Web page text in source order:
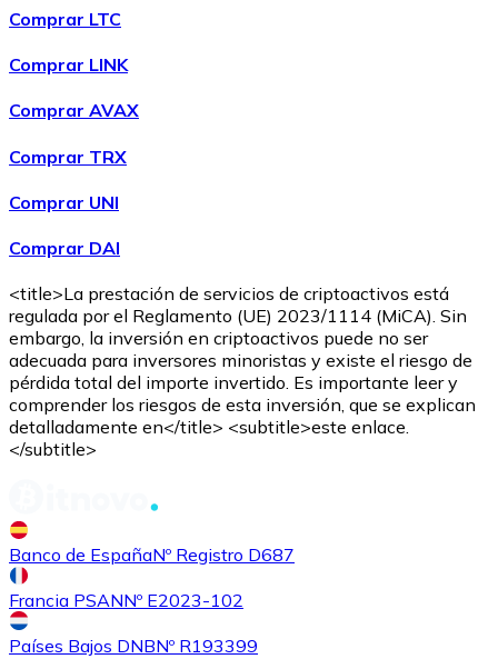
ComprarAvalanche
Comprar
SHIB
Comprar LTC
Comprar LINK
Comprar AVAX
Comprar TRX
Comprar UNI
Comprar DAI
<title>La prestación de servicios de criptoactivos está
regulada por el Reglamento (UE) 2023/1114 (MiCA). Sin
embargo, la inversión en criptoactivos puede no ser
adecuada para inversores minoristas y existe el riesgo de
pérdida total del importe invertido. Es importante leer y
comprender los riesgos de esta inversión, que se explican
detalladamente en</title> <subtitle>este enlace.
</subtitle>
Banco de EspañaNº Registro D687
Francia PSANNº E2023-102
Países Bajos DNBNº R193399